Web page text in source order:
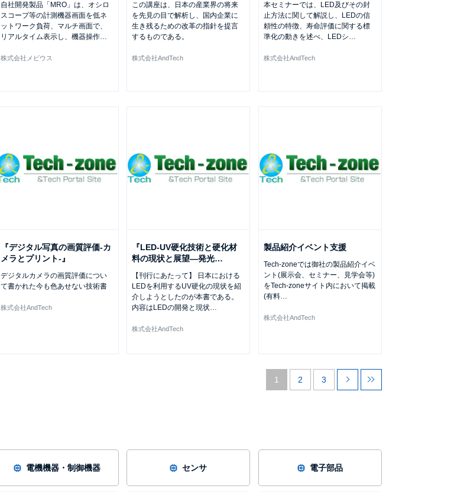
自社開発製品「MRO」は、オシロ
スコープ等の計測機器画面を低ネ
ットワーク負荷、マルチ画面で、
リアルタイム表示し、機器操作…
株式会社メビウス
この講座は、日本の産業界の将来
を先見の目で解析し、国内企業に
生き残るための改革の指針を提言
するものである。
株式会社AndTech
本セミナーでは、LED及びその封
止方法に関して解説し、LEDの信
頼性の特徴、寿命評価に関する標
準化の動きを述べ、LEDシ…
株式会社AndTech
『デジタル写真の画質評価-カ
メラとプリント-』
デジタルカメラの画質評価につい
て書かれた今も色あせない技術書
株式会社AndTech
『LED-UV硬化技術と硬化材
料の現状と展望―発光…
【刊行にあたって】 日本における
LEDを利用するUV硬化の現状を紹
介しようとしたのが本書である。
内容はLEDの開発と現状…
株式会社AndTech
製品紹介イベント支援
Tech-zoneでは御社の製品紹介イベ
ント(展示会、セミナー、見学会等)
をTech-zoneサイト内において掲載
(有料…
株式会社AndTech
1 2 3
電機機器・制御機器 センサ 電子部品